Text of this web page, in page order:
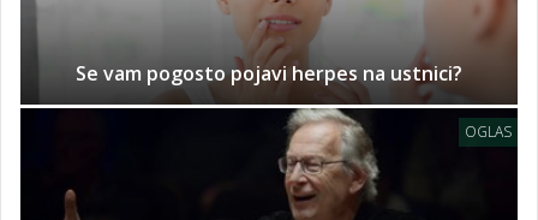
Se vam pogosto pojavi herpes na ustnici?
OGLAS